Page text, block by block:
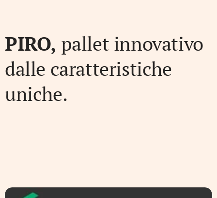
PIRO, pallet innovativo
dalle caratteristiche
uniche.